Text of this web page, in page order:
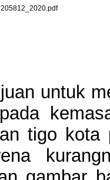
untuk
tigo kota